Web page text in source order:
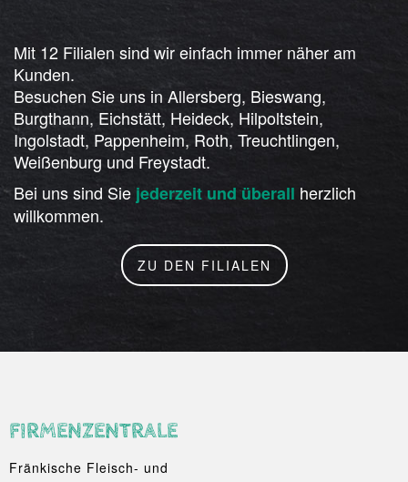
Mit 12 Filialen sind wir einfach immer näher am
Kunden.
Besuchen Sie uns in Allersberg, Bieswang,
Burgthann, Eichstätt, Heideck, Hilpoltstein,
Ingolstadt, Pappenheim, Roth, Treuchtlingen,
Weißenburg und Freystadt.
Bei uns sind Sie jederzeit und überall herzlich
willkommen.
ZU DEN FILIALEN
FIRMENZENTRALE
Fränkische Fleisch- und